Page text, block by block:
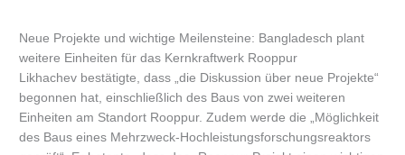
Neue Projekte und wichtige Meilensteine: Bangladesch plant
weitere Einheiten für das Kernkraftwerk Rooppur
Likhachev bestätigte, dass „die Diskussion über neue Projekte“
begonnen hat, einschließlich des Baus von zwei weiteren
Einheiten am Standort Rooppur. Zudem werde die „Möglichkeit
des Baus eines Mehrzweck-Hochleistungsforschungsreaktors